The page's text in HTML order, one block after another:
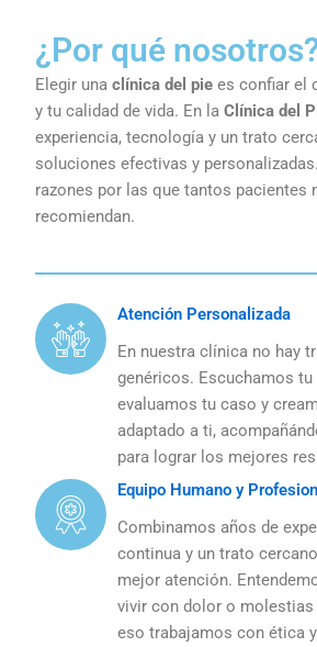
¿Por qué
Elegir unaclínica del pie es confiar el
y tu calidad de vida. En laClínica del
experiencia, tecnología y un trato
soluciones efectivas y
razones por las que tantos pacientes
recomiendan.
Atención Personalizada
En nuestra clínica no hay
genéricos. Escuchamos
evaluamos tu caso y
adaptado a ti,
para lograr los mejores
Equipo Humano y
Combinamos años de
continua y un trato
mejor atención.
vivir con dolor o molestias
eso trabajamos con ética